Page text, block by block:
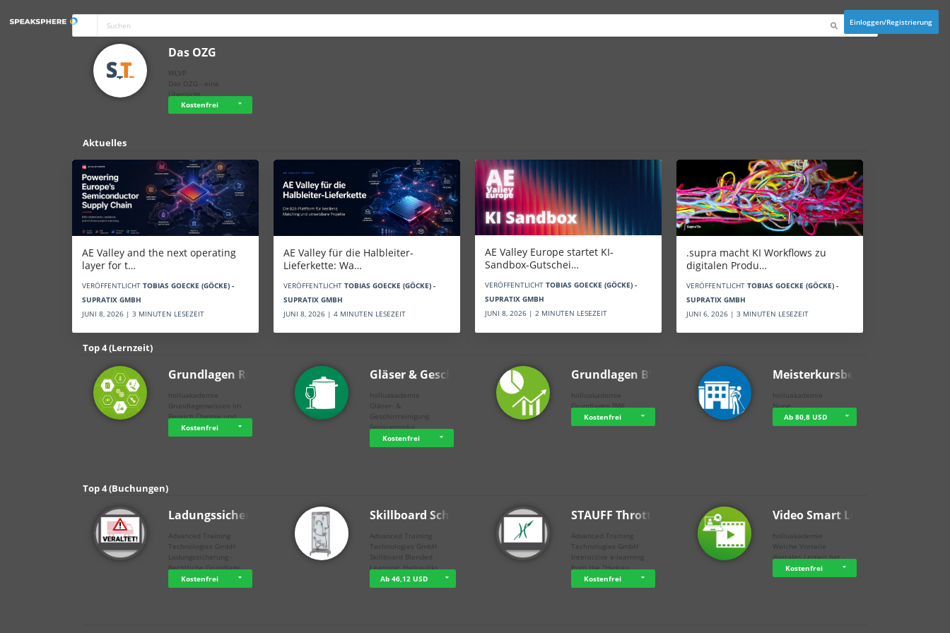
Einloggen/Registrierung
Das OZG
WLVP
Das OZG - eine
Übersicht
Kostenfrei
Aktuelles
AE Valley and the next operating
layer for t…
VERÖFFENTLICHT TOBIAS GOECKE (GÖCKE) -
SUPRATIX GMBH
JUNI 8, 2026 | 3 MINUTEN LESEZEIT
AE Valley für die Halbleiter-
Lieferkette: Wa…
VERÖFFENTLICHT TOBIAS GOECKE (GÖCKE) -
SUPRATIX GMBH
JUNI 8, 2026 | 4 MINUTEN LESEZEIT
AE Valley Europe startet KI-
Sandbox-Gutschei…
VERÖFFENTLICHT TOBIAS GOECKE (GÖCKE) -
SUPRATIX GMBH
JUNI 8, 2026 | 2 MINUTEN LESEZEIT
.supra macht KI Workflows zu
digitalen Produ…
VERÖFFENTLICHT TOBIAS GOECKE (GÖCKE) -
SUPRATIX GMBH
JUNI 6, 2026 | 3 MINUTEN LESEZEIT
Top 4 (Lernzeit)
Grundlagen Rein…
holluakademie
Grundlagenwissen im
Bereich Chemie und …
Kostenfrei
Gläser & Geschi…
holluakademie
Gläser- &
Geschirrreinigung
Servicemodul
Kostenfrei
Grundlagen BWL
holluakademie
Grundlagen BWL
Kostenfrei
Meisterkursbegl…
holluakademie
None
Ab 80,8 USD
Top 4 (Buchungen)
Ladungssicherung
Advanced Training
Technologies GmbH
Ladungssicherung -
Rechtliche Grundlage…
Kostenfrei
Skillboard Schl…
Advanced Training
Technologies GmbH
Skillboard Blended
Learning: Hydrauliks…
Ab 46,12 USD
STAUFF Throttle…
Advanced Training
Technologies GmbH
Interactive e-learning
from the "Hydrau…
Kostenfrei
Video Smart Lea…
holluakademie
Welche Vorteile
digitales Lernen hat - …
Kostenfrei